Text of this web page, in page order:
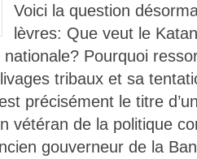
Voici la question
lèvres: Que veut le
nationale? Pourquoi
tribaux et sa
précisément le titre
vétéran de la politique
gouverneur de la